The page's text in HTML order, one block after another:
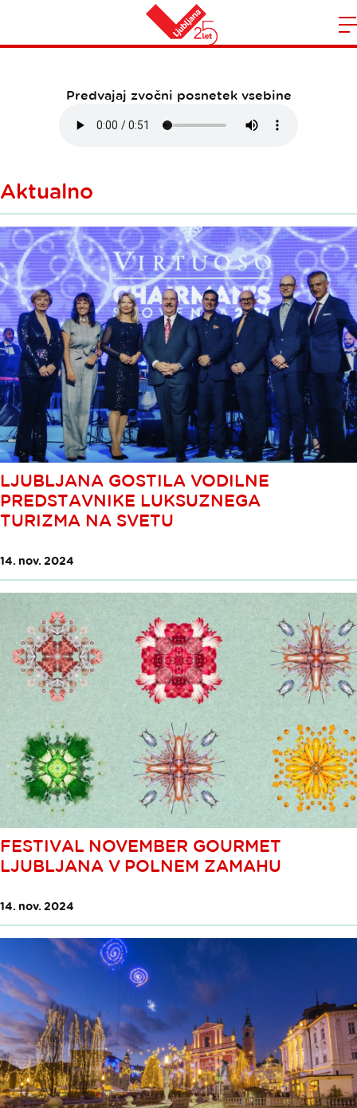
Domov
november-2024
Predvajaj zvočni posnetek vsebine
Aktualno
LJUBLJANA GOSTILA VODILNE
PREDSTAVNIKE LUKSUZNEGA
TURIZMA NA SVETU
14. nov. 2024
FESTIVAL NOVEMBER GOURMET
LJUBLJANA V POLNEM ZAMAHU
14. nov. 2024